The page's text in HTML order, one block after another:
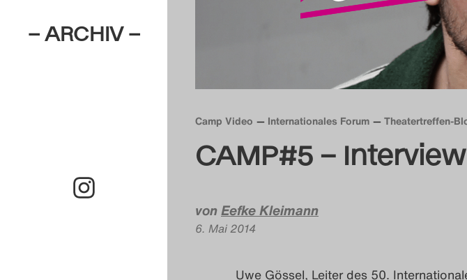
– ARCHIV –
Camp Video Internationales Forum Theatertreffen-
CAMP#5 –
vonEefke Kleimann
6. Mai 2014
Uwe Gössel, Leiter des 50.